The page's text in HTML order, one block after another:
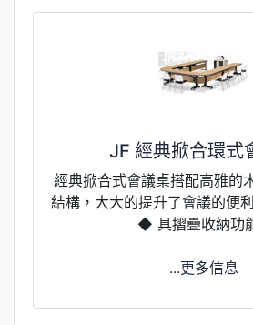
JF 經典掀合環式
經典掀合式會議桌搭配高雅的
結構，大大的提升了會議的便
◆ 具摺疊收納功
...更多信息